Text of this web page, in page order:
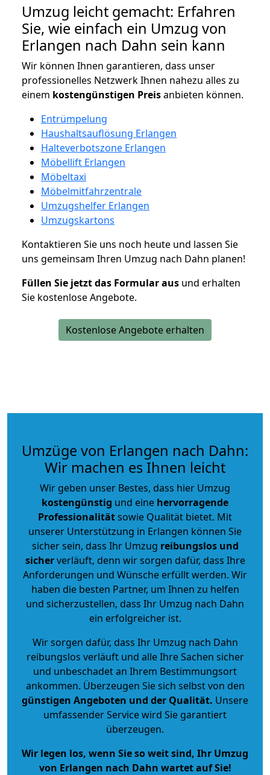
Umzug leicht gemacht: Erfahren
Sie, wie einfach ein Umzug von
Erlangen nach Dahn sein kann
Wir können Ihnen garantieren, dass unser
professionelles Netzwerk Ihnen nahezu alles zu
einem kostengünstigen Preisanbieten können.
Entrümpelung
Haushaltsauflösung Erlangen
Halteverbotszone Erlangen
Möbellift Erlangen
Möbeltaxi
Möbelmitfahrzentrale
Umzugshelfer Erlangen
Umzugskartons
Kontaktieren Sie uns noch heute und lassen Sie
uns gemeinsam Ihren Umzug nach Dahn planen!
Füllen Sie jetzt das Formular aus und erhalten
Sie kostenlose Angebote.
Kostenlose Angebote erhalten
Umzüge von Erlangen nach Dahn:
Wir machen es Ihnen leicht
Wir geben unser Bestes, dass hier Umzug
kostengünstig und eine hervorragende
Professionalitätsowie Qualität bietet. Mit
unserer Unterstützung in Erlangen können Sie
sicher sein, dass Ihr Umzug reibungslos und
sicherverläuft, denn wir sorgen dafür, dass Ihre
Anforderungen und Wünsche erfüllt werden. Wir
haben die besten Partner, um Ihnen zu helfen
und sicherzustellen, dass Ihr Umzug nach Dahn
ein erfolgreicher ist.
Wir sorgen dafür, dass Ihr Umzug nach Dahn
reibungslos verläuft und alle Ihre Sachen sicher
und unbeschadet an Ihrem Bestimmungsort
ankommen. Überzeugen Sie sich selbst von den
günstigen Angeboten und der Qualität. Unsere
umfassender Service wird Sie garantiert
überzeugen.
Wir legen los, wenn Sie so weit sind, Ihr Umzug
von Erlangen nach Dahn wartet auf Sie!